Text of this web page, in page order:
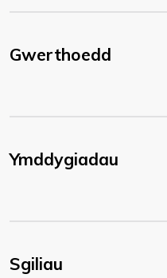
Gwerthoedd
Ymddygiadau
Sgiliau